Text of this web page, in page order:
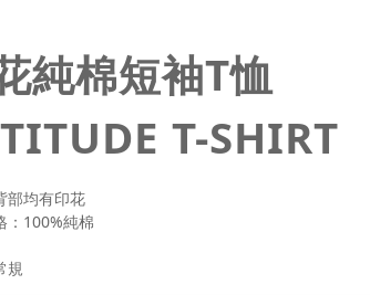
純棉短袖T恤
T-SHIRT
部均有印花
：100%純棉
規